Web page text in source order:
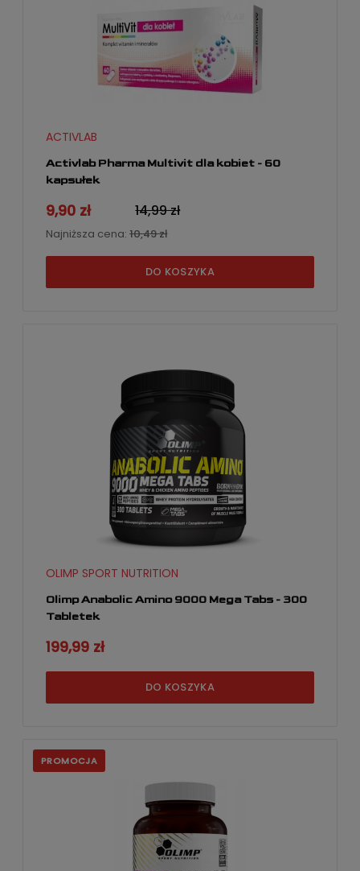
Activlab Pharma Multivit dla kobiet - 60
kapsułek
ACTIVLAB
9,90 zł 14,99 zł
Najniższa cena: 10,49 zł
DO KOSZYKA
Olimp Anabolic Amino 9000 Mega Tabs - 300
Tabletek
OLIMP SPORT NUTRITION
199,99 zł
DO KOSZYKA
PROMOCJA